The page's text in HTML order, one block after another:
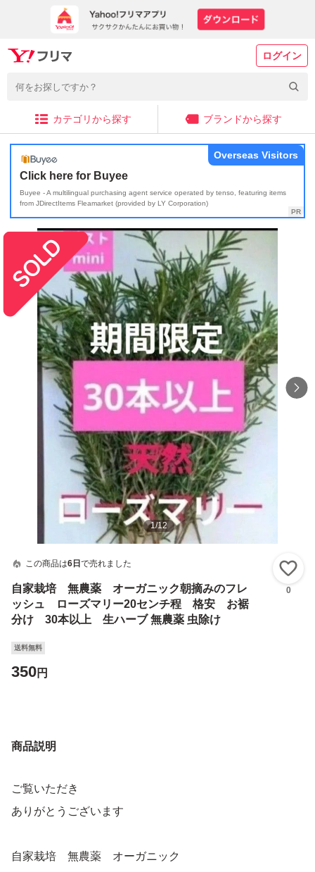
ログイン
カテゴリから探す ブランドから探す
Click here for Buyee
Buyee - A multilingual purchasing agent service operated by tenso, featuring items
from JDirectItems Fleamarket (provided by LY Corporation)
Overseas Visitors
1/12
この商品は6日 で売れました
自家栽培 無農薬 オーガニック朝摘みのフレ
ッシュ ローズマリー20センチ程 格安 お裾
分け 30本以上 生ハーブ 無農薬 虫除け
0
送料無料
350円
商品説明
ご覧いただき
ありがとうございます
自家栽培 無農薬 オーガニック